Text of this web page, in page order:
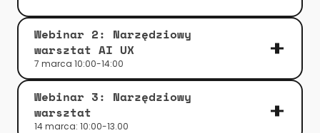
Webinar 2: Narzędziowy
warsztat AI UX
7 marca 10:00-14:00
Webinar 3: Narzędziowy
warsztat
14 marca: 10:00-13.00